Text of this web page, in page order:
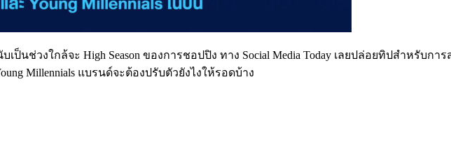
นช่วงใกล้จะ High Season ของการชอปปิง ทาง Social Media Today เลยปล่อยทิปสำหรับการส
Millennials แบรนด์จะต้องปรับตัวยังไงให้รอดบ้าง